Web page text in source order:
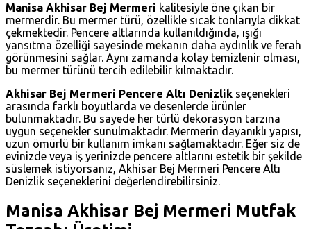
Manisa Akhisar Bej Mermeri kalitesiyle öne çıkan bir
mermerdir. Bu mermer türü, özellikle sıcak tonlarıyla dikkat
çekmektedir. Pencere altlarında kullanıldığında, ışığı
yansıtma özelliği sayesinde mekanın daha aydınlık ve ferah
görünmesini sağlar. Aynı zamanda kolay temizlenir olması,
bu mermer türünü tercih edilebilir kılmaktadır.
Akhisar Bej Mermeri Pencere Altı Denizlik seçenekleri
arasında farklı boyutlarda ve desenlerde ürünler
bulunmaktadır. Bu sayede her türlü dekorasyon tarzına
uygun seçenekler sunulmaktadır. Mermerin dayanıklı yapısı,
uzun ömürlü bir kullanım imkanı sağlamaktadır. Eğer siz de
evinizde veya iş yerinizde pencere altlarını estetik bir şekilde
süslemek istiyorsanız, Akhisar Bej Mermeri Pencere Altı
Denizlik seçeneklerini değerlendirebilirsiniz.
Manisa Akhisar Bej Mermeri Mutfak